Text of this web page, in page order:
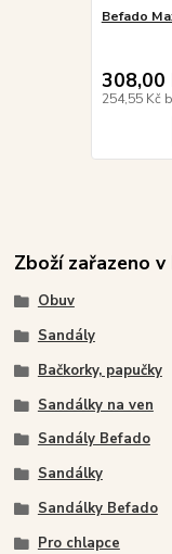
Befado
308,00
254,55 Kč
Zboží zařazeno
Obuv
Sandály
Bačkorky, papučky
Sandálky na ven
Sandály Befado
Sandálky
Sandálky Befado
Pro chlapce